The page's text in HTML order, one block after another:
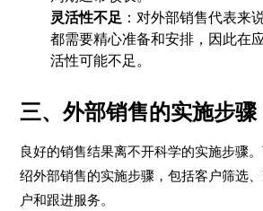
灵活性不足 ：对外部销售代表来
都需要精心准备和安排，因此在
活性可能不足。
三、外部销售的实施步骤
良好的销售结果离不开科学的实施步骤
绍外部销售的实施步骤，包括客户筛选
户和跟进服务。